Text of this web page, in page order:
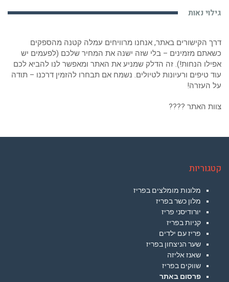
גילוי נאות
דרך הקישורים באתר, אנחנו מרוויחים עמלה קטנה מהספקים
כשאתם מזמינים – בלי שזה ישנה את המחיר שלכם (לפעמים יש
אפילו הנחות!). זה הדלק שמניע את האתר ומאפשר לנו להביא לכם
עוד טיפים ורעיונות לטיולים. נשמח אם תבחרו להזמין דרכנו – תודה
על העזרה!
צוות האתר ????
קטגוריות
מלונות מומלצים בפריז
מלון כשר בפריז
יורודיסני פריז
קניות בפריז
פריז עם ילדים
שער הניצחון בפריז
שאנז אליזה
שווקים בפריז
פרסום באתר